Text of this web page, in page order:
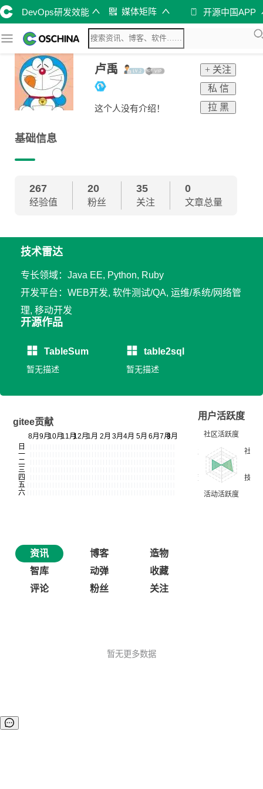
DevOps研发效能 媒体矩阵 开源中国APP
卢禹
这个人没有介绍！
+ 关注
私 信
拉 黑
基础信息
267
经验值
20
粉丝
35
关注
0
文章总量
技术雷达
专长领域：Java EE, Python, Ruby
开发平台：WEB开发, 软件测试/QA, 运维/系统/网络管
理, 移动开发
开源作品
TableSum
暂无描述
table2sql
暂无描述
gitee贡献
用户活跃度
资讯 博客
造物
智库
动弹
收藏
评论
粉丝 关注
暂无更多数据